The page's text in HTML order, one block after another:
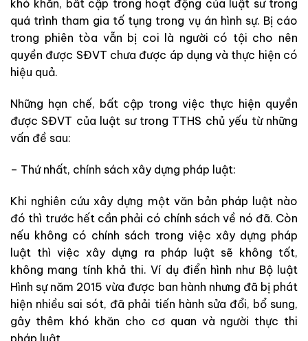
khó khăn, bất cập trong hoạt động của luật sư trong
quá trình tham gia tố tụng trong vụ án hình sự. Bị cáo
trong phiên tòa vẫn bị coi là người có tội cho nên
quyền được SĐVT chưa được áp dụng và thực hiện có
hiệu quả.
Những hạn chế, bất cập trong việc thực hiện quyền
được SĐVT của luật sư trong TTHS chủ yếu từ những
vấn đề sau:
– Thứ nhất, chính sách xây dựng pháp luật:
Khi nghiên cứu xây dựng một văn bản pháp luật nào
đó thì trước hết cần phải có chính sách về nó đã. Còn
nếu không có chính sách trong việc xây dựng pháp
luật thì việc xây dựng ra pháp luật sẽ không tốt,
không mang tính khả thi. Ví dụ điển hình như Bộ luật
Hình sự năm 2015 vừa được ban hành nhưng đã bị phát
hiện nhiều sai sót, đã phải tiến hành sửa đổi, bổ sung,
gây thêm khó khăn cho cơ quan và người thực thi
pháp luật.